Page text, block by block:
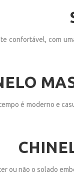
confortável, com
é moderno e
ou não o solado